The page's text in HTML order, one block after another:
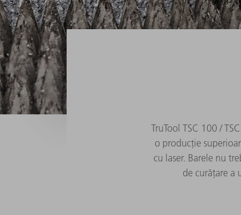
TruTool TSC 100 /
o producție
cu laser. Barele nu
de curățare a